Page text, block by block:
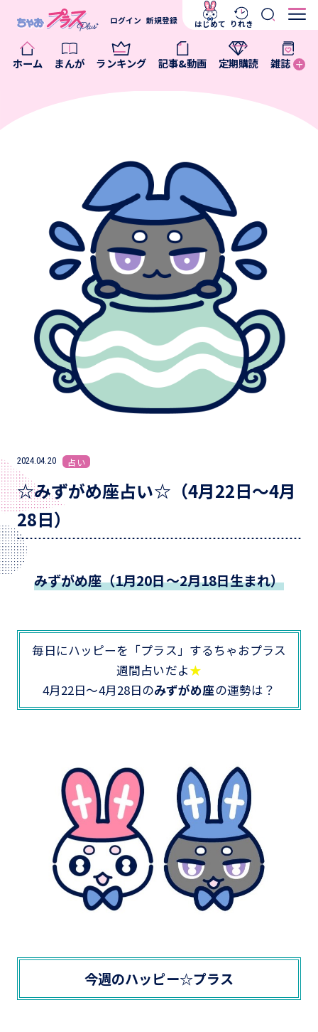
ホーム まんが ランキング 記事&動画 定期購読 雑誌
ログイン 新規登録 はじめて りれき
2024.04.20 占い
☆みずがめ座占い☆（4月22日～4月
28日）
みずがめ座（1月20日～2月18日生まれ）
毎日にハッピーを「プラス」するちゃおプラス
週間占いだよ★
4月22日～4月28日のみずがめ座の運勢は？
今週のハッピー☆プラス